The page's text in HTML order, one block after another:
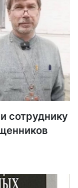
сотруднику